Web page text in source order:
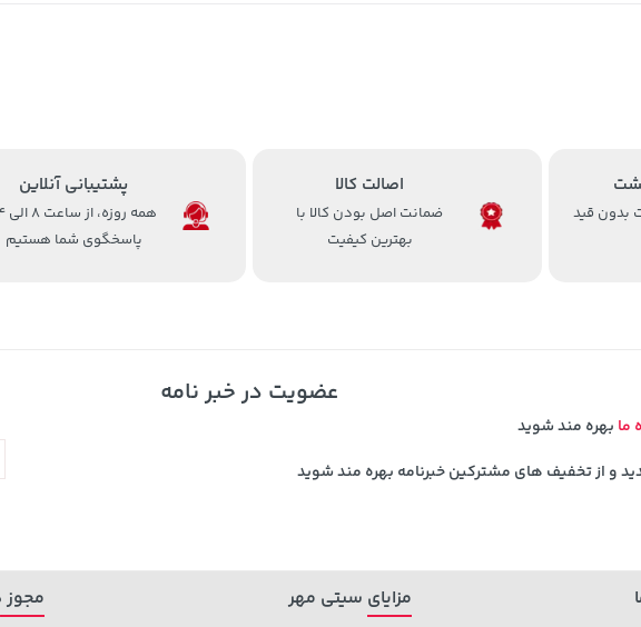
بدون قید
اصالت کالا
ضمانت اصل بودن کالا با
بهترین کیفیت
پشتیبانی آنلاین
همه
پاسخگوی شما هستیم
عضویت در خبر نامه
ما بهره مند شوید
و از تخفیف های مشترکین خبرنامه بهره مند شوید
مزایای سیتی مهر مجوز